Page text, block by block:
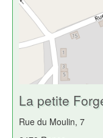
La petite
Rue du Moulin, 7